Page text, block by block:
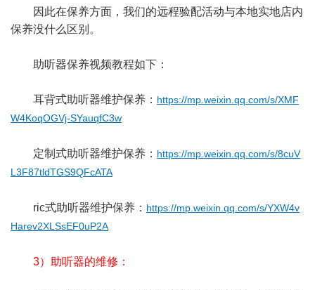
因此在保养方面，我们的远程验配活动与本地实地店内
保养没什么区别。
助听器保养视频教程如下：
耳背式助听器维护保养： https://mp.weixin.qq.com/s/XMF
W4KoqOGVj-SYauqfC3w
定制式助听器维护保养： https://mp.weixin.qq.com/s/8cuV
L3F87tldTGS9QFcATA
ric式助听器维护保养： https://mp.weixin.qq.com/s/YXW4v
Harev2XLSsEF0uP2A
3）助听器的维修：